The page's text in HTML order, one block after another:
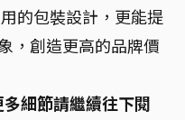
的包裝設計，更能提
，創造更高的品牌價
細節請繼續往下閱